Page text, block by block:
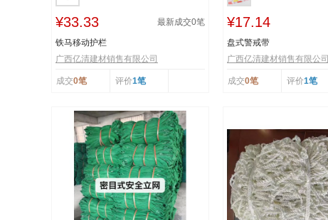
¥33.33 最新成交0笔
铁马移动护栏
广西亿清建材销售有限公司
成交0笔 评价1笔
¥17.14
盘式警戒带
广西亿清建材销售有限公司
成交0笔 评价1笔